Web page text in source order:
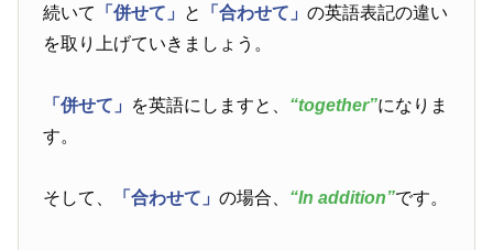
続いて 「併せて」 と 「合わせて」の英語表記の違い
を取り上げていきましょう。
「併せて」 を英語にしますと、 “together”になりま
す。
そして、 「合わせて」の場合、 “In addition”です。